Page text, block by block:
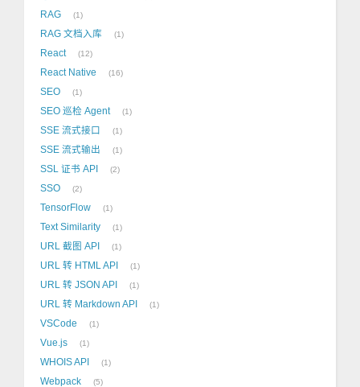
RAG 1
RAG 文档入库 1
React 12
React Native 16
SEO 1
SEO 巡检 Agent 1
SSE 流式接口 1
SSE 流式输出 1
SSL 证书 API 2
SSO 2
TensorFlow 1
Text Similarity 1
URL 截图 API 1
URL 转 HTML API 1
URL 转 JSON API 1
URL 转 Markdown API 1
VSCode 1
Vue.js 1
WHOIS API 1
Webpack 5